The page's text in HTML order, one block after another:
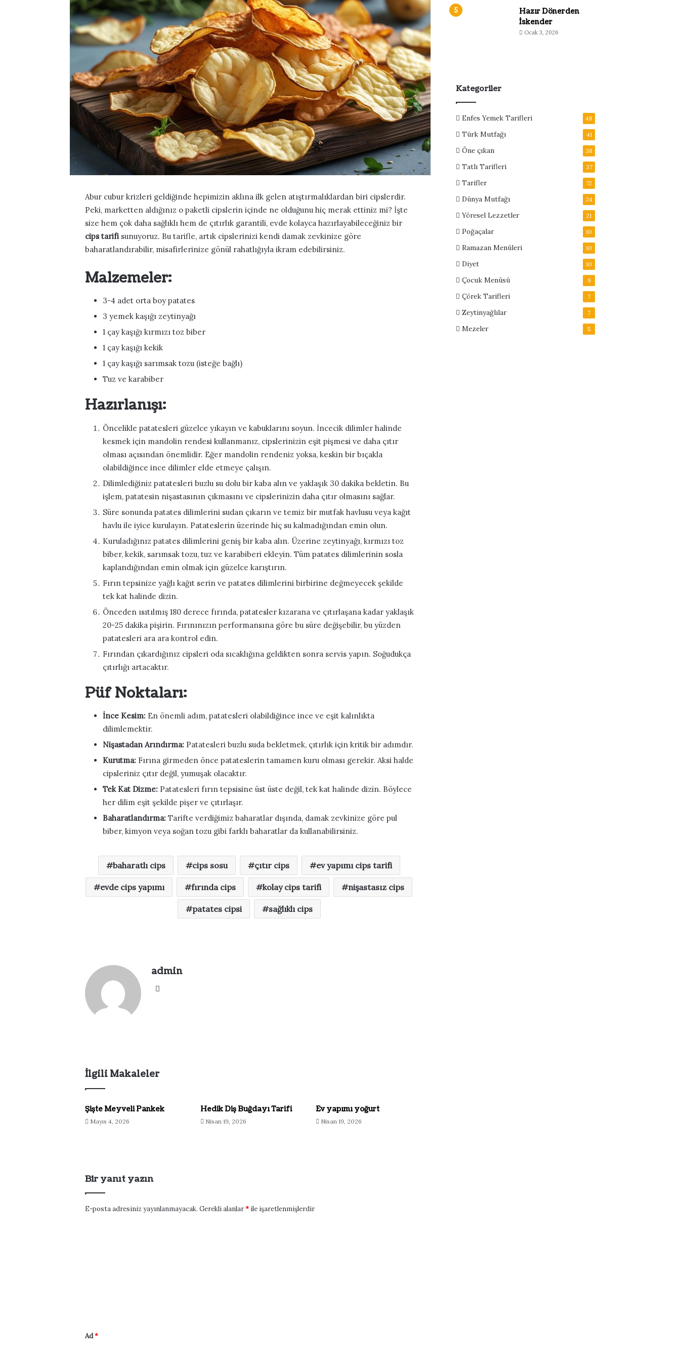
Abur cubur krizleri geldiğinde hepimizin aklına ilk gelen atıştırmalıklardan biri cipslerdir.
Peki, marketten aldığınız o paketli cipslerin içinde ne olduğunu hiç merak ettiniz mi? İşte
size hem çok daha sağlıklı hem de çıtırlık garantili, evde kolayca hazırlayabileceğiniz bir
cips tarifi sunuyoruz. Bu tarifle, artık cipslerinizi kendi damak zevkinize göre
baharatlandırabilir, misafirlerinize gönül rahatlığıyla ikram edebilirsiniz.
Malzemeler:
3-4 adet orta boy patates
3 yemek kaşığı zeytinyağı
1 çay kaşığı kırmızı toz biber
1 çay kaşığı kekik
1 çay kaşığı sarımsak tozu (isteğe bağlı)
Tuz ve karabiber
Hazırlanışı:
Öncelikle patatesleri güzelce yıkayın ve kabuklarını soyun. İncecik dilimler halinde
kesmek için mandolin rendesi kullanmanız, cipslerinizin eşit pişmesi ve daha çıtır
olması açısından önemlidir. Eğer mandolin rendeniz yoksa, keskin bir bıçakla
olabildiğince ince dilimler elde etmeye çalışın.
Dilimlediğiniz patatesleri buzlu su dolu bir kaba alın ve yaklaşık 30 dakika bekletin. Bu
işlem, patatesin nişastasının çıkmasını ve cipslerinizin daha çıtır olmasını sağlar.
Süre sonunda patates dilimlerini sudan çıkarın ve temiz bir mutfak havlusu veya kağıt
havlu ile iyice kurulayın. Patateslerin üzerinde hiç su kalmadığından emin olun.
Kuruladığınız patates dilimlerini geniş bir kaba alın. Üzerine zeytinyağı, kırmızı toz
biber, kekik, sarımsak tozu, tuz ve karabiberi ekleyin. Tüm patates dilimlerinin sosla
kaplandığından emin olmak için güzelce karıştırın.
Fırın tepsinize yağlı kağıt serin ve patates dilimlerini birbirine değmeyecek şekilde
tek kat halinde dizin.
Önceden ısıtılmış 180 derece fırında, patatesler kızarana ve çıtırlaşana kadar yaklaşık
20-25 dakika pişirin. Fırınınızın performansına göre bu süre değişebilir, bu yüzden
patatesleri ara ara kontrol edin.
Fırından çıkardığınız cipsleri oda sıcaklığına geldikten sonra servis yapın. Soğudukça
çıtırlığı artacaktır.
Püf Noktaları:
İnce Kesim: En önemli adım, patatesleri olabildiğince ince ve eşit kalınlıkta
dilimlemektir.
Nişastadan Arındırma: Patatesleri buzlu suda bekletmek, çıtırlık için kritik bir adımdır.
Kurutma: Fırına girmeden önce patateslerin tamamen kuru olması gerekir. Aksi halde
cipsleriniz çıtır değil, yumuşak olacaktır.
Tek Kat Dizme: Patatesleri fırın tepsisine üst üste değil, tek kat halinde dizin. Böylece
her dilim eşit şekilde pişer ve çıtırlaşır.
Baharatlandırma: Tarifte verdiğimiz baharatlar dışında, damak zevkinize göre pul
biber, kimyon veya soğan tozu gibi farklı baharatlar da kullanabilirsiniz.
baharatlı cips cips sosu çıtır cips ev yapımı cips tarifi
evde cips yapımı fırında cips kolay cips tarifi nişastasız cips
patates cipsi sağlıklı cips
admin
İlgili Makaleler
Şişte Meyveli Pankek
Mayıs 4, 2026
Hedik Diş Buğdayı Tarifi
Nisan 19, 2026
Ev yapımı yoğurt
Nisan 19, 2026
Bir yanıt yazın
E-posta adresiniz yayınlanmayacak. Gerekli alanlar* ile işaretlenmişlerdir
Ad*
Hazır Dönerden
İskender
Ocak 3, 2026
Kategoriler
Enfes Yemek Tarifleri 48
Türk Mutfağı 41
Öne çıkan 38
Tatlı Tarifleri 37
Tarifler 72
Dünya Mutfağı 24
Yöresel Lezzetler 21
Poğaçalar 10
Ramazan Menüleri 10
Diyet 10
Çocuk Menüsü 9
Çörek Tarifleri 7
Zeytinyağlılar 7
Mezeler 5